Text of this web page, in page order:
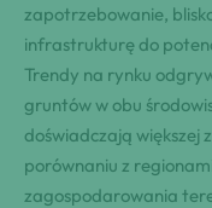
zapotrzebowanie,
infrastrukturę do
Trendy na rynku
gruntów w obu
doświadczają większej
porównaniu z
zagospodarowania